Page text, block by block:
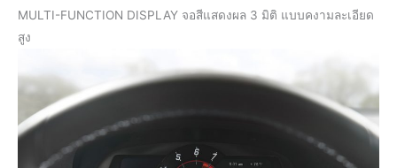
MULTI-FUNCTION DISPLAY จอสีแสดงผล 3 มิติ แบบคงามละเอียด
สูง